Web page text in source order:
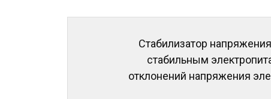
Стабилизатор
стабильным
отклонений напряжения